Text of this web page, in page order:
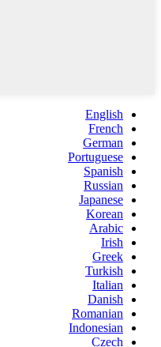
English
French
German
Portuguese
Spanish
Russian
Japanese
Korean
Arabic
Irish
Greek
Turkish
Italian
Danish
Romanian
Indonesian
Czech